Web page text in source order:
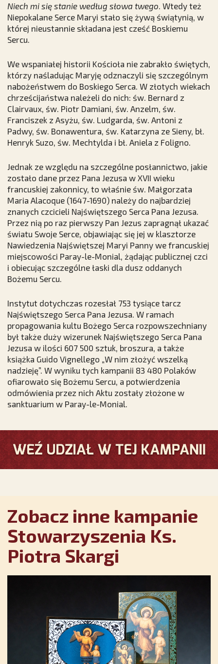
Niech mi się stanie według słowa twego . Wtedy też
Niepokalane Serce Maryi stało się żywą świątynią, w
której nieustannie składana jest cześć Boskiemu
Sercu.
We wspaniałej historii Kościoła nie zabrakło świętych,
którzy naśladując Maryję odznaczyli się szczególnym
nabożeństwem do Boskiego Serca. W złotych wiekach
chrześcijaństwa należeli do nich: św. Bernard z
Clairvaux, św. Piotr Damiani, św. Anzelm, św.
Franciszek z Asyżu, św. Ludgarda, św. Antoni z
Padwy, św. Bonawentura, św. Katarzyna ze Sieny, bł.
Henryk Suzo, św. Mechtylda i bł. Aniela z Foligno.
Jednak ze względu na szczególne posłannictwo, jakie
zostało dane przez Pana Jezusa w XVII wieku
francuskiej zakonnicy, to właśnie św. Małgorzata
Maria Alacoque (1647-1690) należy do najbardziej
znanych czcicieli Najświętszego Serca Pana Jezusa.
Przez nią po raz pierwszy Pan Jezus zapragnął ukazać
światu Swoje Serce, objawiając się jej w klasztorze
Nawiedzenia Najświętszej Maryi Panny we francuskiej
miejscowości Paray-le-Monial, żądając publicznej czci
i obiecując szczególne łaski dla dusz oddanych
Bożemu Sercu.
Instytut dotychczas rozesłał 753 tysiące tarcz
Najświętszego Serca Pana Jezusa. W ramach
propagowania kultu Bożego Serca rozpowszechniany
był także duży wizerunek Najświętszego Serca Pana
Jezusa w ilości 607 500 sztuk, broszura, a także
książka Guido Vignellego „W nim złożyć wszelką
nadzieję”. W wyniku tych kampanii 83 480 Polaków
ofiarowało się Bożemu Sercu, a potwierdzenia
odmówienia przez nich Aktu zostały złożone w
sanktuarium w Paray-le-Monial.
Zobacz inne kampanie
Stowarzyszenia Ks.
Piotra Skargi